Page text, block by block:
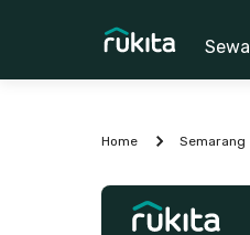
Sewa
Home Semarang